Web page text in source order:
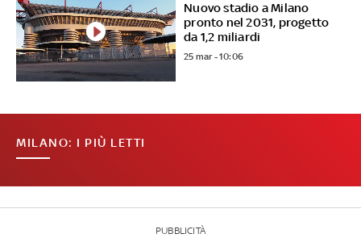
Nuovo stadio a Milano
pronto nel 2031, progetto
da 1,2 miliardi
25 mar - 10:06
MILANO: I PIÙ LETTI
PUBBLICITÀ